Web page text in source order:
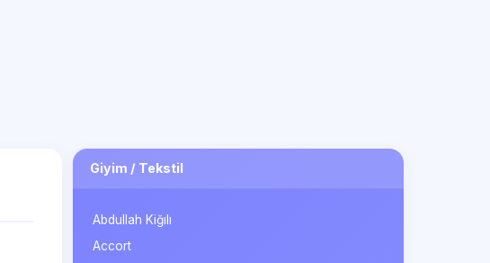
Giyim / Tekstil
Abdullah Kiğılı
Accort